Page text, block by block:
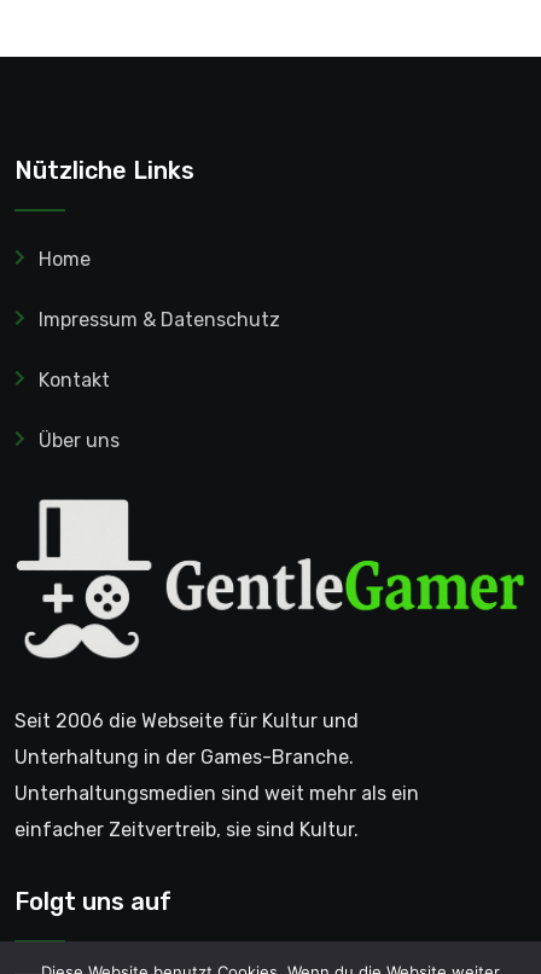
Nützliche Links
Home
Impressum & Datenschutz
Kontakt
Über uns
Seit 2006 die Webseite für Kultur und
Unterhaltung in der Games-Branche.
Unterhaltungsmedien sind weit mehr als ein
einfacher Zeitvertreib, sie sind Kultur.
Folgt uns auf